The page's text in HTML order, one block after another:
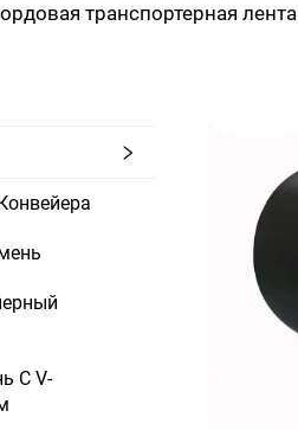
транспортерная лента
С V-